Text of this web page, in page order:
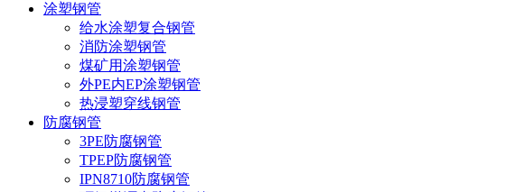
涂塑钢管
给水涂塑复合钢管
消防涂塑钢管
煤矿用涂塑钢管
外PE内EP涂塑钢管
热浸塑穿线钢管
防腐钢管
3PE防腐钢管
TPEP防腐钢管
IPN8710防腐钢管